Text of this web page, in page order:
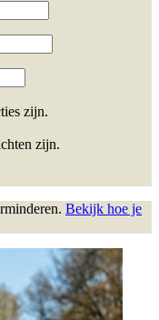
zijn.
zijn.
Bekijk hoe je